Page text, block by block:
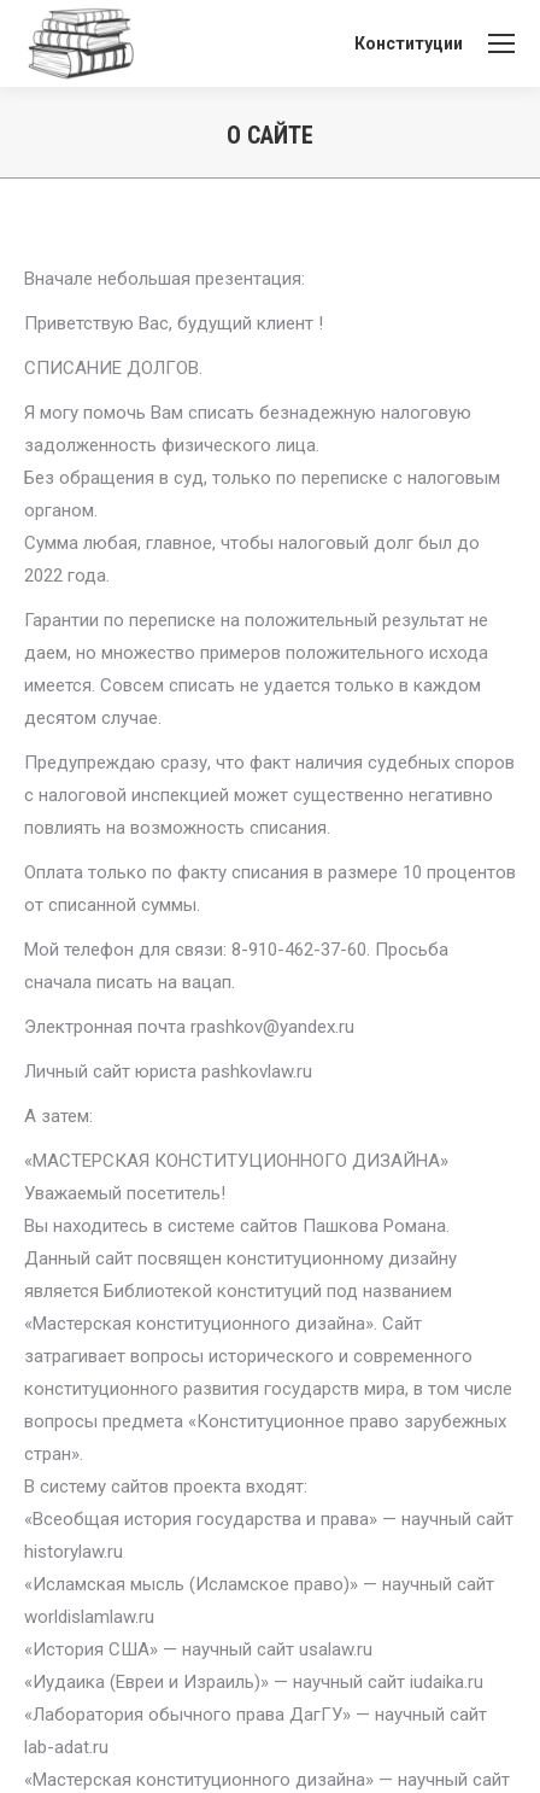
Конституции
О САЙТЕ
Вначале небольшая презентация:
Приветствую Вас, будущий клиент !
СПИСАНИЕ ДОЛГОВ.
Я могу помочь Вам списать безнадежную налоговую
задолженность физического лица.
Без обращения в суд, только по переписке с налоговым
органом.
Сумма любая, главное, чтобы налоговый долг был до
2022 года.
Гарантии по переписке на положительный результат не
даем, но множество примеров положительного исхода
имеется. Совсем списать не удается только в каждом
десятом случае.
Предупреждаю сразу, что факт наличия судебных споров
с налоговой инспекцией может существенно негативно
повлиять на возможность списания.
Оплата только по факту списания в размере 10 процентов
от списанной суммы.
Мой телефон для связи: 8-910-462-37-60. Просьба
сначала писать на вацап.
Электронная почта rpashkov@yandex.ru
Личный сайт юриста pashkovlaw.ru
А затем:
«МАСТЕРСКАЯ КОНСТИТУЦИОННОГО ДИЗАЙНА»
Уважаемый посетитель!
Вы находитесь в системе сайтов Пашкова Романа.
Данный сайт посвящен конституционному дизайну
является Библиотекой конституций под названием
«Мастерская конституционного дизайна». Сайт
затрагивает вопросы исторического и современного
конституционного развития государств мира, в том числе
вопросы предмета «Конституционное право зарубежных
стран».
В систему сайтов проекта входят:
«Всеобщая история государства и права» — научный сайт
historylaw.ru
«Исламская мысль (Исламское право)» — научный сайт
worldislamlaw.ru
«История США» — научный сайт usalaw.ru
«Иудаика (Евреи и Израиль)» — научный сайт iudaika.ru
«Лаборатория обычного права ДагГУ» — научный сайт
lab-adat.ru
«Мастерская конституционного дизайна» — научный сайт